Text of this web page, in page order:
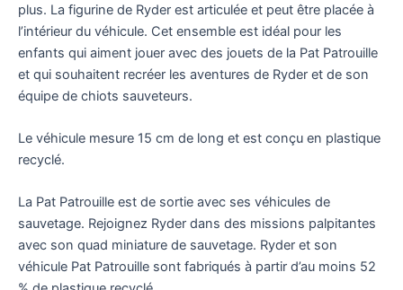
plus. La figurine de Ryder est articulée et peut être placée à
l’intérieur du véhicule. Cet ensemble est idéal pour les
enfants qui aiment jouer avec des jouets de la Pat Patrouille
et qui souhaitent recréer les aventures de Ryder et de son
équipe de chiots sauveteurs.
Le véhicule mesure 15 cm de long et est conçu en plastique
recyclé.
La Pat Patrouille est de sortie avec ses véhicules de
sauvetage. Rejoignez Ryder dans des missions palpitantes
avec son quad miniature de sauvetage. Ryder et son
véhicule Pat Patrouille sont fabriqués à partir d’au moins 52